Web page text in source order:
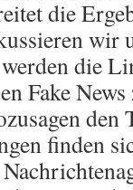
die
wir
die
Fake
den
finden